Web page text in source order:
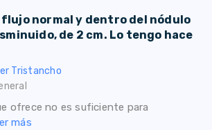
flujo normal y dentro del nódulo
de 2 cm. Lo tengo hace
Tristancho
ofrece no es suficiente para
más